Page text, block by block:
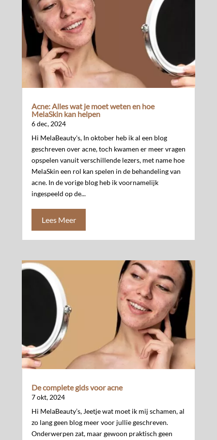
Acne: Alles wat je moet weten en hoe
MelaSkin kan helpen
6 dec, 2024
Hi MelaBeauty's, In oktober heb ik al een blog
geschreven over acne, toch kwamen er meer vragen
opspelen vanuit verschillende lezers, met name hoe
MelaSkin een rol kan spelen in de behandeling van
acne. In de vorige blog heb ik voornamelijk
ingespeeld op de...
Lees Meer
De complete gids voor acne
7 okt, 2024
Hi MelaBeauty’s, Jeetje wat moet ik mij schamen, al
zo lang geen blog meer voor jullie geschreven.
Onderwerpen zat, maar gewoon praktisch geen